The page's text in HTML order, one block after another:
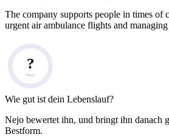
The company supports people in times of
urgent air ambulance flights and
?
Note
Wie gut ist dein Lebenslauf?
Nejo bewertet ihn, und bringt ihn danach
Bestform.